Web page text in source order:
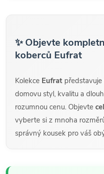
✨ Objevte
koberců Eufrat
Kolekce Eufrat
domovu styl, kvalitu a
rozumnou cenu. Objevte
vyberte si z mnoha
správný kousek pro váš